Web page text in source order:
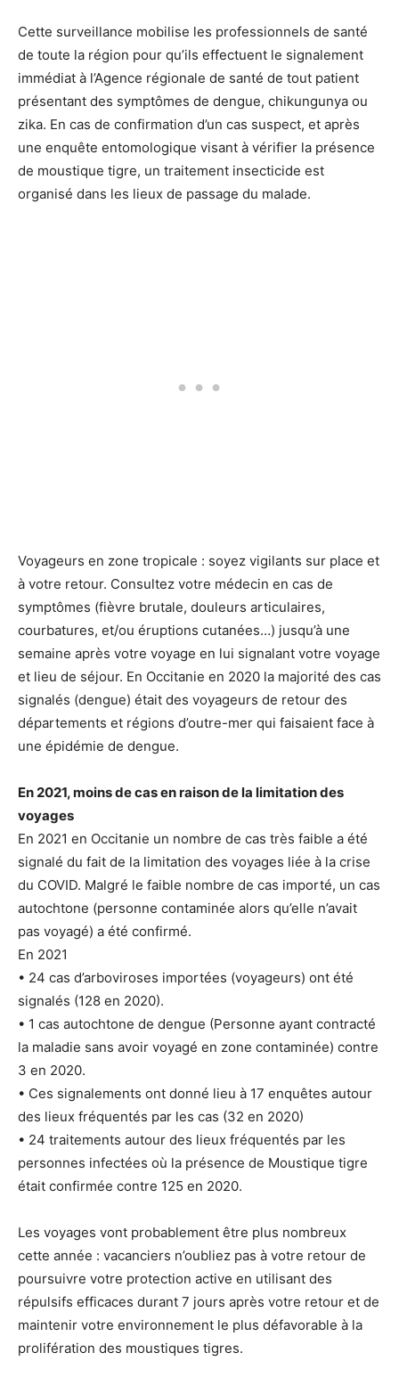
Cette surveillance mobilise les professionnels de santé
de toute la région pour qu’ils effectuent le signalement
immédiat à l’Agence régionale de santé de tout patient
présentant des symptômes de dengue, chikungunya ou
zika. En cas de confirmation d’un cas suspect, et après
une enquête entomologique visant à vérifier la présence
de moustique tigre, un traitement insecticide est
organisé dans les lieux de passage du malade.
Voyageurs en zone tropicale : soyez vigilants sur place et
à votre retour. Consultez votre médecin en cas de
symptômes (fièvre brutale, douleurs articulaires,
courbatures, et/ou éruptions cutanées…) jusqu’à une
semaine après votre voyage en lui signalant votre voyage
et lieu de séjour. En Occitanie en 2020 la majorité des cas
signalés (dengue) était des voyageurs de retour des
départements et régions d’outre-mer qui faisaient face à
une épidémie de dengue.
En 2021, moins de cas en raison de la limitation des
voyages
En 2021 en Occitanie un nombre de cas très faible a été
signalé du fait de la limitation des voyages liée à la crise
du COVID. Malgré le faible nombre de cas importé, un cas
autochtone (personne contaminée alors qu’elle n’avait
pas voyagé) a été confirmé.
En 2021
• 24 cas d’arboviroses importées (voyageurs) ont été
signalés (128 en 2020).
• 1 cas autochtone de dengue (Personne ayant contracté
la maladie sans avoir voyagé en zone contaminée) contre
3 en 2020.
• Ces signalements ont donné lieu à 17 enquêtes autour
des lieux fréquentés par les cas (32 en 2020)
• 24 traitements autour des lieux fréquentés par les
personnes infectées où la présence de Moustique tigre
était confirmée contre 125 en 2020.
Les voyages vont probablement être plus nombreux
cette année : vacanciers n’oubliez pas à votre retour de
poursuivre votre protection active en utilisant des
répulsifs efficaces durant 7 jours après votre retour et de
maintenir votre environnement le plus défavorable à la
prolifération des moustiques tigres.